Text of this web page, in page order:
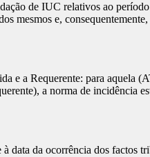
de IUC relativos ao
mesmos e,
e a Requerente: para aquela
a norma de incidência
data da ocorrência dos factos